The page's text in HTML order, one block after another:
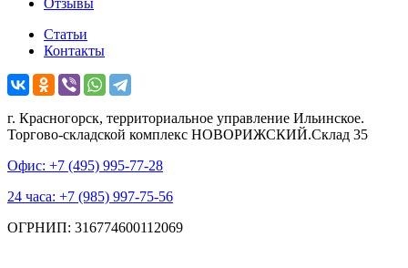
Статьи
Контакты
г. Красногорск, территориальное управление Ильинское.
Торгово-складской комплекс НОВОРИЖСКИЙ.Склад 35
Офис: +7 (495) 995-77-28
24 часа: +7 (985) 997-75-56
ОГРНИП: 316774600112069